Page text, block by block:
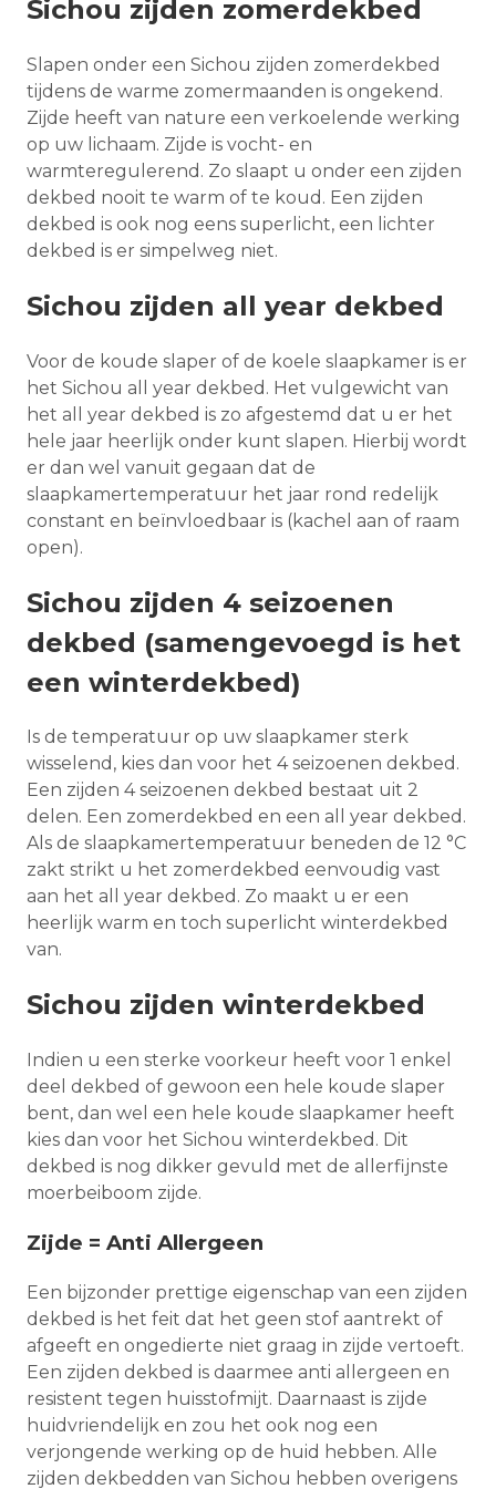
Sichou zijden zomerdekbed
Slapen onder een Sichou zijden zomerdekbed
tijdens de warme zomermaanden is ongekend.
Zijde heeft van nature een verkoelende werking
op uw lichaam. Zijde is vocht- en
warmteregulerend. Zo slaapt u onder een zijden
dekbed nooit te warm of te koud. Een zijden
dekbed is ook nog eens superlicht, een lichter
dekbed is er simpelweg niet.
Sichou zijden all year dekbed
Voor de koude slaper of de koele slaapkamer is er
het Sichou all year dekbed. Het vulgewicht van
het all year dekbed is zo afgestemd dat u er het
hele jaar heerlijk onder kunt slapen. Hierbij wordt
er dan wel vanuit gegaan dat de
slaapkamertemperatuur het jaar rond redelijk
constant en beïnvloedbaar is (kachel aan of raam
open).
Sichou zijden 4 seizoenen
dekbed (samengevoegd is het
een winterdekbed)
Is de temperatuur op uw slaapkamer sterk
wisselend, kies dan voor het 4 seizoenen dekbed.
Een zijden 4 seizoenen dekbed bestaat uit 2
delen. Een zomerdekbed en een all year dekbed.
Als de slaapkamertemperatuur beneden de 12 °C
zakt strikt u het zomerdekbed eenvoudig vast
aan het all year dekbed. Zo maakt u er een
heerlijk warm en toch superlicht winterdekbed
van.
Sichou zijden winterdekbed
Indien u een sterke voorkeur heeft voor 1 enkel
deel dekbed of gewoon een hele koude slaper
bent, dan wel een hele koude slaapkamer heeft
kies dan voor het Sichou winterdekbed. Dit
dekbed is nog dikker gevuld met de allerfijnste
moerbeiboom zijde.
Zijde = Anti Allergeen
Een bijzonder prettige eigenschap van een zijden
dekbed is het feit dat het geen stof aantrekt of
afgeeft en ongedierte niet graag in zijde vertoeft.
Een zijden dekbed is daarmee anti allergeen en
resistent tegen huisstofmijt. Daarnaast is zijde
huidvriendelijk en zou het ook nog een
verjongende werking op de huid hebben. Alle
zijden dekbedden van Sichou hebben overigens